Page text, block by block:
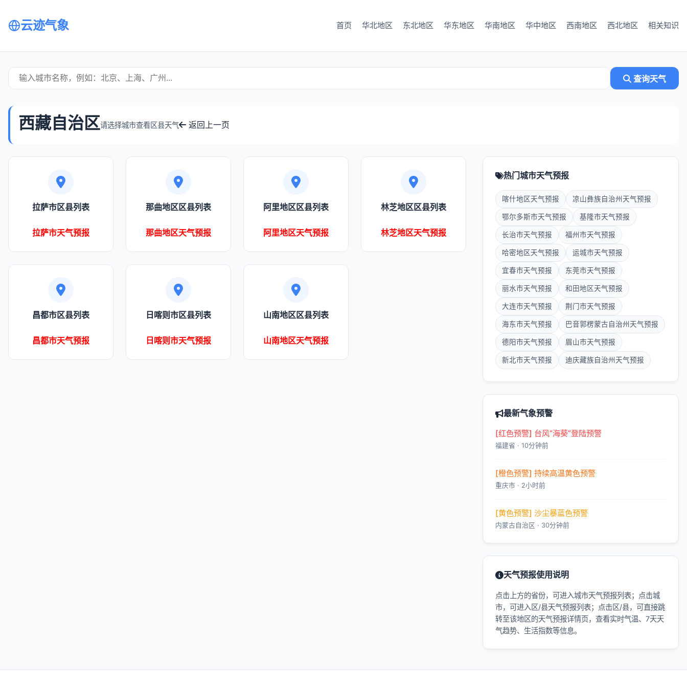
云迹气象 首页 华北地区 东北地区 华东地区 华南地区 华中地区 西南地区 西北地区 相关知识
查询天气
西藏自治区请选择城市查看区县天气 返回上一页
拉萨市区县列表
拉萨市天气预报
那曲地区区县列表
那曲地区天气预报
阿里地区区县列表
阿里地区天气预报
林芝地区区县列表
林芝地区天气预报
昌都市区县列表
昌都市天气预报
日喀则市区县列表
日喀则市天气预报
山南地区区县列表
山南地区天气预报
热门城市天气预报
喀什地区天气预报 凉山彝族自治州天气预报
鄂尔多斯市天气预报 基隆市天气预报
长治市天气预报 福州市天气预报
哈密地区天气预报 运城市天气预报
宜春市天气预报 东莞市天气预报
丽水市天气预报 和田地区天气预报
大连市天气预报 荆门市天气预报
海东市天气预报 巴音郭楞蒙古自治州天气预报
德阳市天气预报 眉山市天气预报
新北市天气预报 迪庆藏族自治州天气预报
最新气象预警
[红色预警] 台风“海葵”登陆预警
福建省 · 10分钟前
[橙色预警] 持续高温黄色预警
重庆市 · 2小时前
[黄色预警] 沙尘暴蓝色预警
内蒙古自治区 · 30分钟前
天气预报使用说明
点击上方的省份，可进入城市天气预报列表；点击城
市，可进入区/县天气预报列表；点击区/县，可直接跳
转至该地区的天气预报详情页，查看实时气温、7天天
气趋势、生活指数等信息。